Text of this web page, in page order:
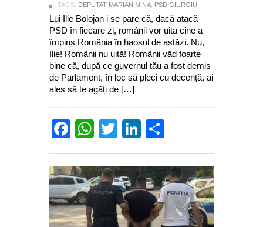
TAGS: DEPUTAT MARIAN MINA PSD GIURGIU
Lui Ilie Bolojan i se pare că, dacă atacă
PSD în fiecare zi, românii vor uita cine a
împins România în haosul de astăzi. Nu,
Ilie! Românii nu uită! Românii văd foarte
bine că, după ce guvernul tău a fost demis
de Parlament, în loc să pleci cu decență, ai
ales să te agăți de […]
Facebook
WhatsApp
TwitterLinkedIn